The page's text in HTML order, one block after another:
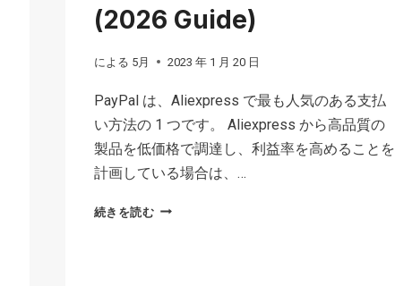
(2026 Guide)
による 5月 2023 年 1 月 20 日
PayPal は、Aliexpress で最も人気のある支払
い方法の 1 つです。 Aliexpress から高品質の
製品を低価格で調達し、利益率を高めることを
計画している場合は、…
続きを読むHOW